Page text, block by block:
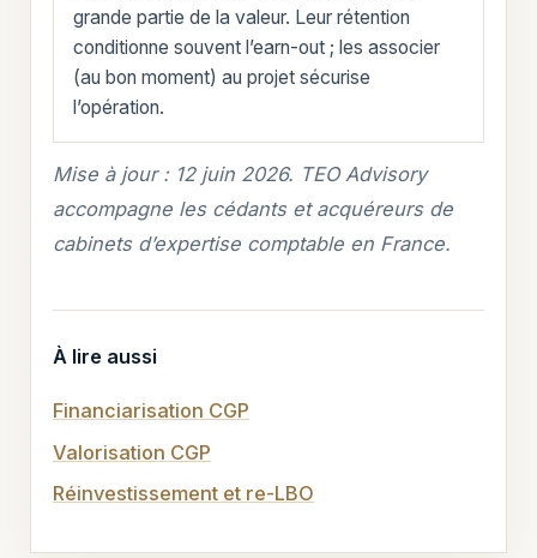
grande partie de la valeur. Leur rétention
conditionne souvent l’earn-out ; les associer
(au bon moment) au projet sécurise
l’opération.
Mise à jour : 12 juin 2026. TEO Advisory
accompagne les cédants et acquéreurs de
cabinets d’expertise comptable en France.
À lire aussi
Financiarisation CGP
Valorisation CGP
Réinvestissement et re-LBO